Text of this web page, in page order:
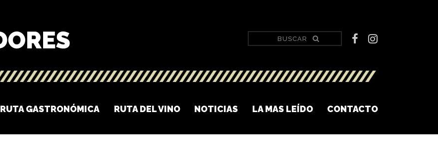
RUTA GASTRONÓMICA RUTA DEL VINO NOTICIAS LA MAS LEÍDO CONTACTO